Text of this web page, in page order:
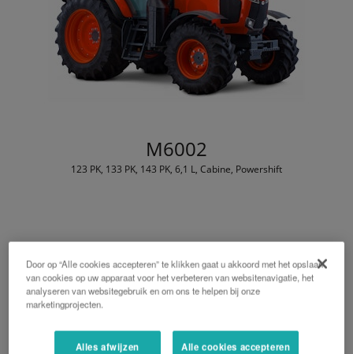
M6002
123 PK, 133 PK, 143 PK, 6,1 L, Cabine, Powershift
Door op “Alle cookies accepteren” te klikken gaat u akkoord met het opslaan
van cookies op uw apparaat voor het verbeteren van websitenavigatie, het
analyseren van websitegebruik en om ons te helpen bij onze
marketingprojecten.
Alles afwijzen Alle cookies accepteren